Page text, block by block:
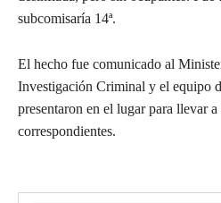
subcomisaría 14ª.
El hecho fue comunicado al
Investigación Criminal y el equipo
presentaron en el lugar para llevar
correspondientes.